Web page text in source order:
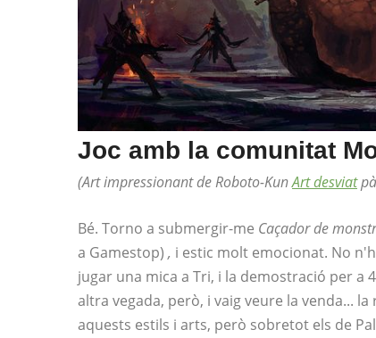
Joc amb la comunitat
(Art impressionant de Roboto-KunArt desviat
Bé. Torno a submergir-me Caçador de
a Gamestop) , i estic molt emocionat. No
jugar una mica a Tri, i la demostració per a
altra vegada, però, i vaig veure la venda...
aquests estils i arts, però sobretot els de